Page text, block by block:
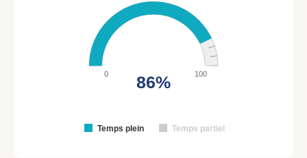
Temps plein Temps partiel
0 100
86%